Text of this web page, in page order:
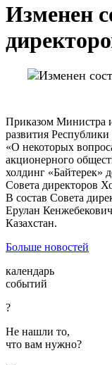
Изменен
Приказом Министра
развития
«О некоторых
акционерного
холдинг «Байтерек»
Совета директоров
В состав Совета
Ерулан
Казахстан.
Больше новостей
календарь
событий
?
Не нашли то,
что вам нужно?